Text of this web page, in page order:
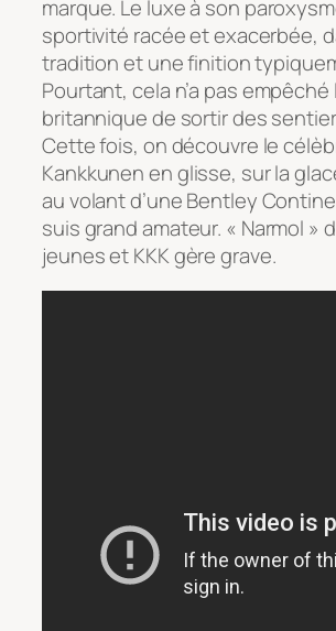
marque. Le luxe à son
sportivité racée et exacerbée,
tradition et une finition
Pourtant, cela n’a pas empêché
britannique de sortir des
Cette fois, on découvre le
Kankkunen en glisse, sur la
au volant d’une Bentley
suis grand amateur. « Narmol »
jeunes et KKK gère grave.